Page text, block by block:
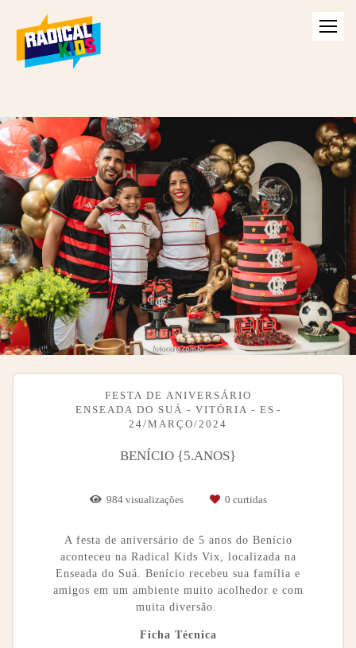
FESTA DE ANIVERSÁRIO
ENSEADA DO SUÁ - VITÓRIA - ES
24/MARÇO/2024
BENÍCIO {5.ANOS}
984visualizações 0 curtidas
A festa de aniversário de 5 anos do Benício
aconteceu na Radical Kids Vix, localizada na
Enseada do Suá. Benício recebeu sua família e
amigos em um ambiente muito acolhedor e com
muita diversão.
Ficha Técnica